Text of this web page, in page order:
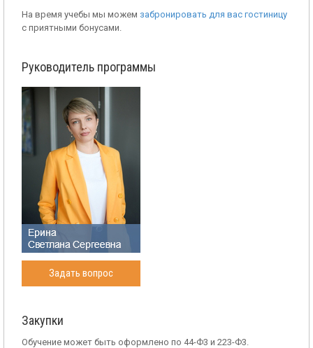
На время учебы мы можем забронировать для вас гостиницу
с приятными бонусами.
Руководитель программы
Задать вопрос
Закупки
Обучение может быть оформлено по 44-Ф3 и 223-Ф3.